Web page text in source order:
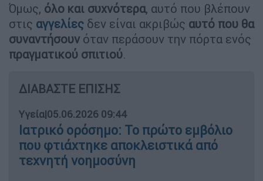
Όμως, όλο και συχνότερα, αυτό που βλέπουν
στις αγγελίες δεν είναι ακριβώς αυτό που θα
συναντήσουν όταν περάσουν την πόρτα ενός
πραγματικού σπιτιού.
ΔΙΑΒΑΣΤΕ ΕΠΙΣΗΣ
Υγεία|05.06.2026 09:44
Ιατρικό ορόσημο: Το πρώτο εμβόλιο
που φτιάχτηκε αποκλειστικά από
τεχνητή νοημοσύνη